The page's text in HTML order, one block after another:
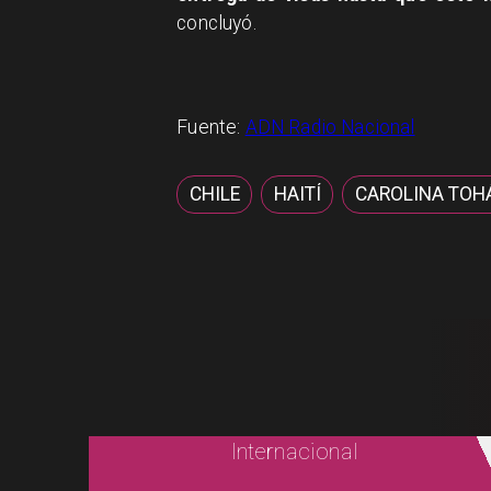
concluyó.
Fuente: ADN Radio Nacional
CHILE HAITÍ CAROLINA
Internacional